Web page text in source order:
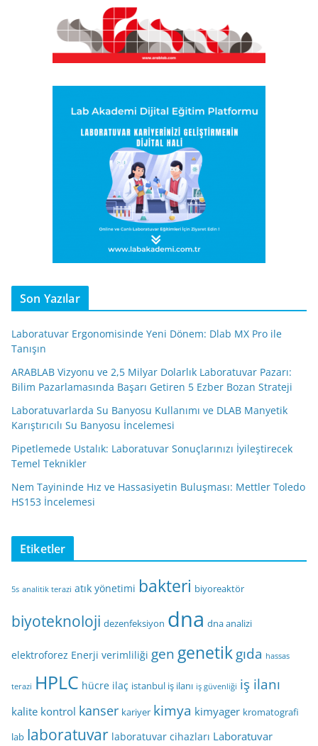
Son Yazılar
Laboratuvar Ergonomisinde Yeni Dönem: Dlab MX Pro ile
Tanışın
ARABLAB Vizyonu ve 2,5 Milyar Dolarlık Laboratuvar Pazarı:
Bilim Pazarlamasında Başarı Getiren 5 Ezber Bozan Strateji
Laboratuvarlarda Su Banyosu Kullanımı ve DLAB Manyetik
Karıştırıcılı Su Banyosu İncelemesi
Pipetlemede Ustalık: Laboratuvar Sonuçlarınızı İyileştirecek
Temel Teknikler
Nem Tayininde Hız ve Hassasiyetin Buluşması: Mettler Toledo
HS153 İncelemesi
Etiketler
5s analitik terazi atık yönetimi bakteri biyoreaktör
biyoteknoloji dezenfeksiyon dna dna analizi
elektroforez Enerji verimliliği gen genetikgıda hassas
terazi HPLC hücre ilaç istanbul iş ilanı iş güvenliği iş ilanı
kalite kontrol kanser kariyer kimya kimyager kromatografi
lab laboratuvar laboratuvar cihazları Laboratuvar